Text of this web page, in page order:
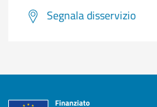
Segnala disservizio